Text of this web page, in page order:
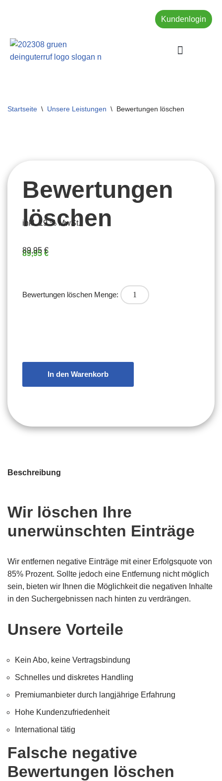
Inhalt
springen
Kundenlogin
Startseite \ Unsere Leistungen \ Bewertungen löschen
Bewertungen
löschen
89,95 €
inkl. 19 % MwSt.
89,95 €
Bewertungen löschen Menge:
In den Warenkorb
Beschreibung
Wir löschen Ihre
unerwünschten Einträge
Wir entfernen negative Einträge mit einer Erfolgsquote von
85% Prozent. Sollte jedoch eine Entfernung nicht möglich
sein, bieten wir Ihnen die Möglichkeit die negativen Inhalte
in den Suchergebnissen nach hinten zu verdrängen.
Unsere Vorteile
Kein Abo, keine Vertragsbindung
Schnelles und diskretes Handling
Premiumanbieter durch langjährige Erfahrung
Hohe Kundenzufriedenheit
International tätig
Falsche negative
Bewertungen löschen